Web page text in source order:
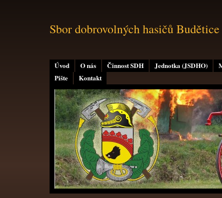
Úvod O nás Činnost SDH Jednotka (JSDHO)
Pište
Kontakt
Sbor dobrovolných hasičů Budětice